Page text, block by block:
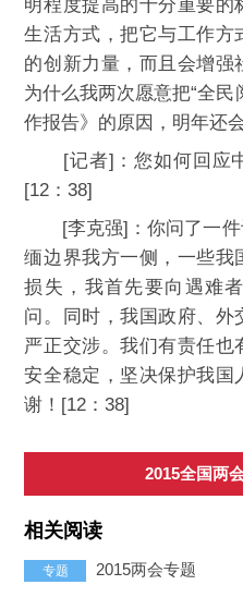
明程度提高的十分重要的
生活方式，把它与工作方
的创新力量，而且会增强
为什么我两次愿意把“全
作报告》的原因，明年还
[记者]：您如何回应中
[12：38]
[李克强]：你问了一件
缅边界我方一侧，一些我
损失，我首先要向遇难
问。同时，我国政府、外
严正交涉。我们有责任也
安全稳定，坚决保护我国
谢！[12：38]
2015全国两
相关阅读
专题 2015两会专题